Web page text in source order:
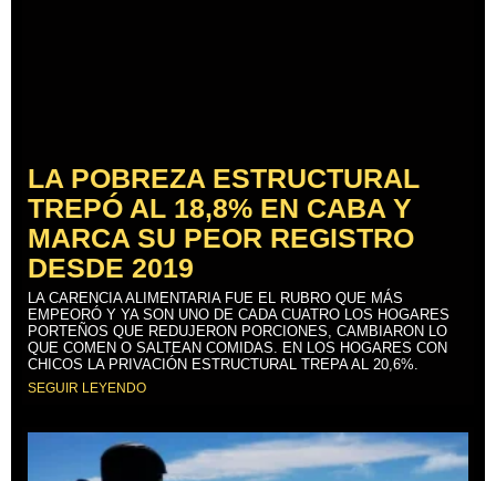
LA POBREZA ESTRUCTURAL
TREPÓ AL 18,8% EN CABA Y
MARCA SU PEOR REGISTRO
DESDE 2019
LA CARENCIA ALIMENTARIA FUE EL RUBRO QUE MÁS
EMPEORÓ Y YA SON UNO DE CADA CUATRO LOS HOGARES
PORTEÑOS QUE REDUJERON PORCIONES, CAMBIARON LO
QUE COMEN O SALTEAN COMIDAS. EN LOS HOGARES CON
CHICOS LA PRIVACIÓN ESTRUCTURAL TREPA AL 20,6%.
SEGUIR LEYENDO